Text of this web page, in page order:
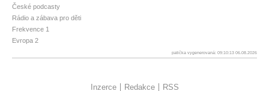
České podcasty
Rádio a zábava pro děti
Frekvence 1
Evropa 2
patička vygenerovaná: 09:10:13 06.08.2026
Inzerce Redakce RSS